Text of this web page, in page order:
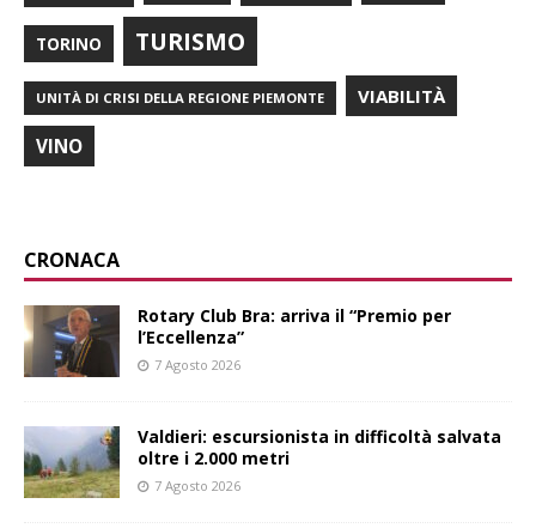
TORINO TURISMO
UNITÀ DI CRISI DELLA REGIONE PIEMONTE VIABILITÀ
VINO
CRONACA
Rotary Club Bra: arriva il “Premio per
l’Eccellenza”
7 Agosto 2026
Valdieri: escursionista in difficoltà salvata
oltre i 2.000 metri
7 Agosto 2026